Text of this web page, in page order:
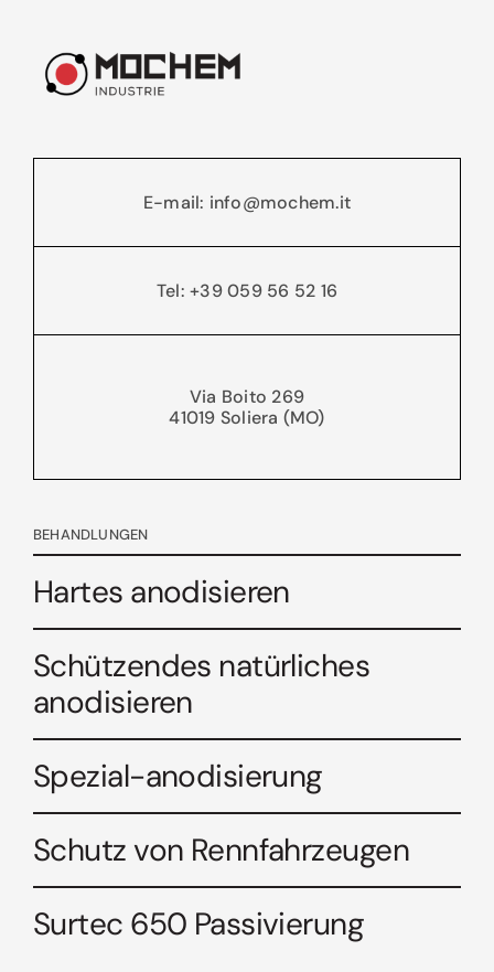
E-mail: info@mochem.it
Tel: +39 059 56 52 16
Via Boito 269
41019 Soliera (MO)
BEHANDLUNGEN
Hartes anodisieren
Schützendes natürliches
anodisieren
Spezial-anodisierung
Schutz von Rennfahrzeugen
Surtec 650 Passivierung